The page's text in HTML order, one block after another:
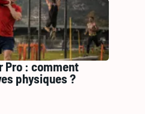
Pro : comment
physiques ?